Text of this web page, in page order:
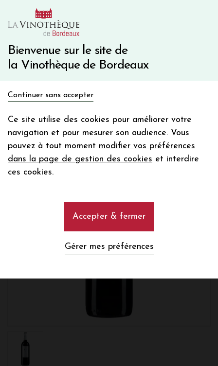
Bienvenue sur le site de
la Vinothèque de Bordeaux
Continuer sans accepter
Ce site utilise des cookies pour améliorer votre
navigation et pour mesurer son audience. Vous
pouvez à tout moment modifier vos préférences
dans la page de gestion des cookies et interdire
ces cookies.
Accepter & fermer
Gérer mes préférences
10€ de remise immédiate sur votre première commande
Une question ?
en bon d'achat
Votre
email
En m’abonnant, j’accepte de recevoir la newsletter de la